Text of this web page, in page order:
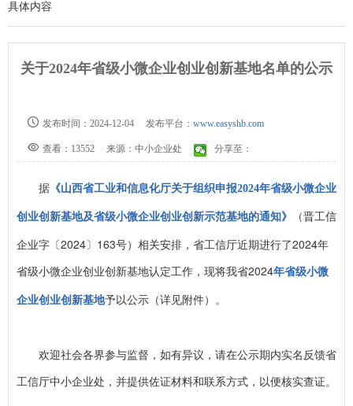
具体内容
关于2024年省级小微企业创业创新基地名单的公示
发布时间：2024-12-04 发布平台： www.easyshb.com
查看：13552 来源：中小企业处 分享至：
据 《山西省工业和信息化厅关于组织申报2024年省级小微企业
创业创新基地及省级小微企业创业创新示范基地的通知》
（晋工信
企业字〔2024〕163号）相关安排，省工信厅近期进行了2024年
省级小微企业创业创新基地认定工作，现将我省2024年省级小微
企业创业创新基地予以公示（详见附件）。
欢迎社会各界参与监督，如有异议，请在公示期内实名反馈省
工信厅中小企业处，并提供佐证材料和联系方式，以便核实查证。